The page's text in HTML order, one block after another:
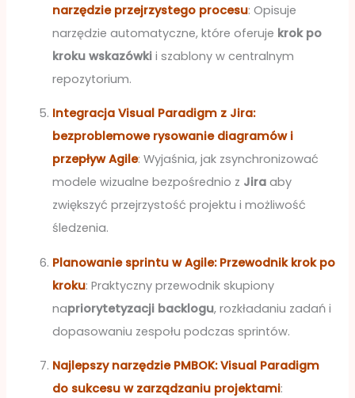
narzędzie przejrzystego procesu: Opisuje
narzędzie automatyczne, które oferuje krok po
kroku wskazówki i szablony w centralnym
repozytorium.
Integracja Visual Paradigm z Jira:
bezproblemowe rysowanie diagramów i
przepływ Agile: Wyjaśnia, jak zsynchronizować
modele wizualne bezpośrednio z Jira aby
zwiększyć przejrzystość projektu i możliwość
śledzenia.
Planowanie sprintu w Agile: Przewodnik krok po
kroku: Praktyczny przewodnik skupiony
napriorytetyzacji backlogu, rozkładaniu zadań i
dopasowaniu zespołu podczas sprintów.
Najlepszy narzędzie PMBOK: Visual Paradigm
do sukcesu w zarządzaniu projektami: